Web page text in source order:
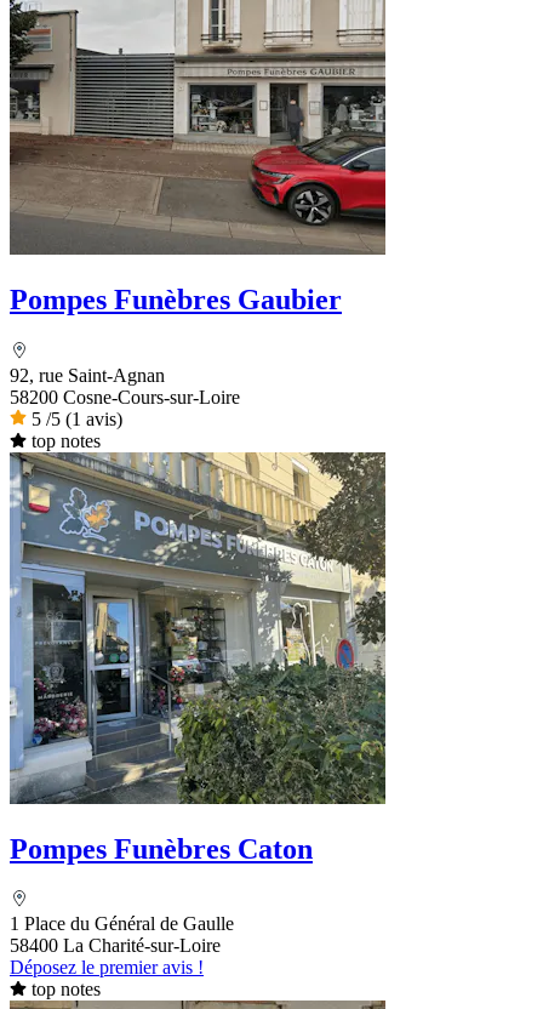
Pompes Funèbres Gaubier
92, rue Saint-Agnan
58200 Cosne-Cours-sur-Loire
5 /5 (1 avis)
top notes
Pompes Funèbres Caton
1 Place du Général de Gaulle
58400 La Charité-sur-Loire
Déposez le premier avis !
top notes